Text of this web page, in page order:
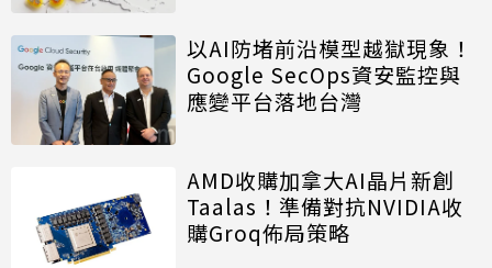
以AI防堵前沿模型越獄現象！
Google SecOps資安監控與
應變平台落地台灣
AMD收購加拿大AI晶片新創
Taalas！準備對抗NVIDIA收
購Groq佈局策略